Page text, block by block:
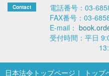
電話番号：03-
FAX番号：03-
E-mail：
受付時間：平日
13:00～
日本法令トップページ トップ